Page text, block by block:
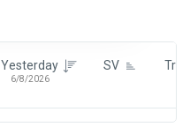
Yesterday
6/8/2026
SV